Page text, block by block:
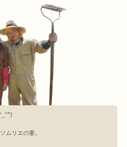
ムリエの妻。